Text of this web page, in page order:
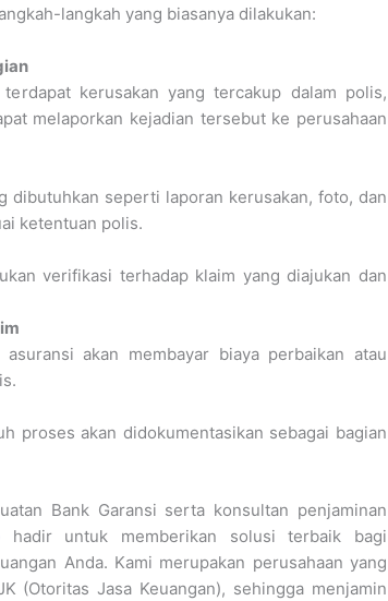
langkah yang biasanya dilakukan:
kerusakan yang tercakup dalam polis,
melaporkan kejadian tersebut ke perusahaan
dibutuhkan seperti laporan kerusakan, foto, dan
ketentuan polis.
verifikasi terhadap klaim yang diajukan dan
akan membayar biaya perbaikan atau
proses akan didokumentasikan sebagai bagian
Bank Garansi serta konsultan penjaminan
hadir untuk memberikan solusi terbaik bagi
Anda. Kami merupakan perusahaan yang
(Otoritas Jasa Keuangan), sehingga menjamin